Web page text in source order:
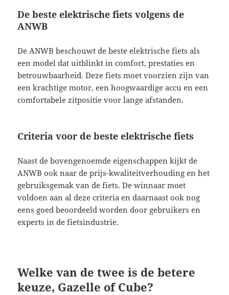
De beste elektrische fiets volgens de
ANWB
De ANWB beschouwt de beste elektrische fiets als
een model dat uitblinkt in comfort, prestaties en
betrouwbaarheid. Deze fiets moet voorzien zijn van
een krachtige motor, een hoogwaardige accu en een
comfortabele zitpositie voor lange afstanden.
Criteria voor de beste elektrische fiets
Naast de bovengenoemde eigenschappen kijkt de
ANWB ook naar de prijs-kwaliteitverhouding en het
gebruiksgemak van de fiets. De winnaar moet
voldoen aan al deze criteria en daarnaast ook nog
eens goed beoordeeld worden door gebruikers en
experts in de fietsindustrie.
Welke van de twee is de betere
keuze, Gazelle of Cube?